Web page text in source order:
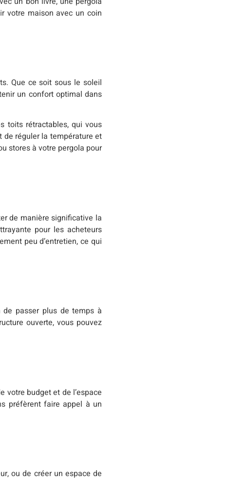
votre maison avec un coin
Que ce soit sous le soleil
un confort optimal dans
toits rétractables, qui vous
réguler la température et
stores à votre pergola pour
de manière significative la
pour les acheteurs
peu d’entretien, ce qui
de passer plus de temps à
ouverte, vous pouvez
votre budget et de l’espace
préfèrent faire appel à un
ou de créer un espace de